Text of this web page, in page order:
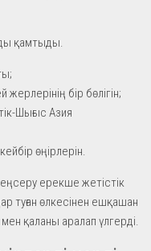
қамтыды.
бір бөлігін;
Шығыс Азия
өңірлерін.
ерекше жетістік
туған өлкесінен ешқашан
қаланы аралап үлгерді.